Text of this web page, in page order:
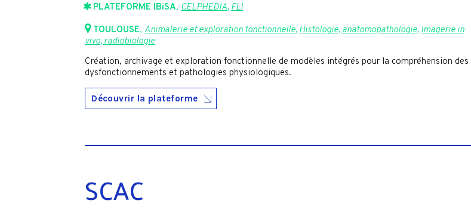
PLATEFORME IBiSA,CELPHEDIA,FLI
TOULOUSE, Animalerie et exploration fonctionnelle, Histologie, anatomopathologie, Imagerie in
vivo, radiobiologie
Création, archivage et exploration fonctionnelle de modèles intégrés pour la compréhension des
dysfonctionnements et pathologies physiologiques.
Découvrir la plateforme
SCAC